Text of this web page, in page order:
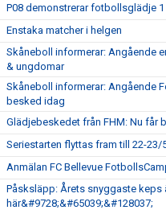
P08 demonstrerar fotbollsglädje 1
Enstaka matcher i helgen
Skåneboll informerar: Angående
& ungdomar
Skåneboll informerar: Angående
besked idag
Glädjebeskedet från FHM: Nu får
Seriestarten flyttas fram till 22-23/
Anmälan FC Bellevue
Påsksläpp: Årets snyggaste keps
här&#9728;&#65039;&#128037;